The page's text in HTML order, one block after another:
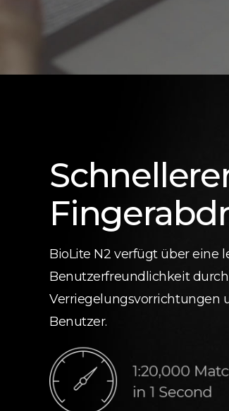
BioLite N2 verfügt über eine
Benutzerfreundlichkeit
Verriegelungsvorrichtungen
Benutzer.